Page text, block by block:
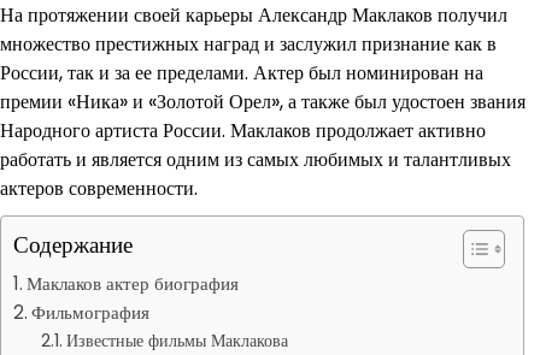
На протяжении своей карьеры Александр Маклаков получил
множество престижных наград и заслужил признание как в
России, так и за ее пределами. Актер был номинирован на
премии «Ника» и «Золотой Орел», а также был удостоен звания
Народного артиста России. Маклаков продолжает активно
работать и является одним из самых любимых и талантливых
актеров современности.
Содержание
Маклаков актер биография
Фильмография
Известные фильмы Маклакова